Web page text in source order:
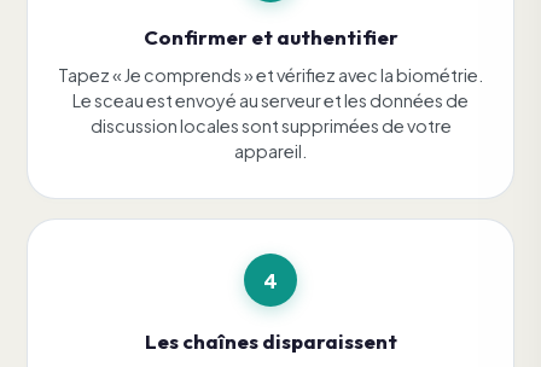
Confirmer et authentifier
Tapez « Je comprends » et vérifiez avec la biométrie.
Le sceau est envoyé au serveur et les données de
discussion locales sont supprimées de votre
appareil.
4
Les chaînes disparaissent